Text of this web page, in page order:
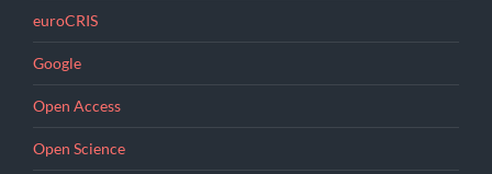
euroCRIS
Google
Open Access
Open Science